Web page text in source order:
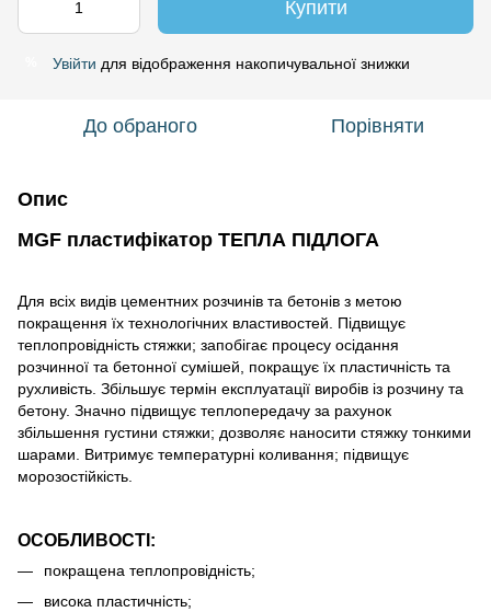
Купити
Увійти для відображення накопичувальної знижки
До обраного Порівняти
Опис
MGF пластифікатор ТЕПЛА ПІДЛОГА
Для всіх видів цементних розчинів та бетонів з метою
покращення їх технологічних властивостей. Підвищує
теплопровідність стяжки; запобігає процесу осідання
розчинної та бетонної сумішей, покращує їх пластичність та
рухливість. Збільшує термін експлуатації виробів із розчину та
бетону. Значно підвищує теплопередачу за рахунок
збільшення густини стяжки; дозволяє наносити стяжку тонкими
шарами. Витримує температурні коливання; підвищує
морозостійкість.
ОСОБЛИВОСТІ:
покращена теплопровідність;
висока пластичність;